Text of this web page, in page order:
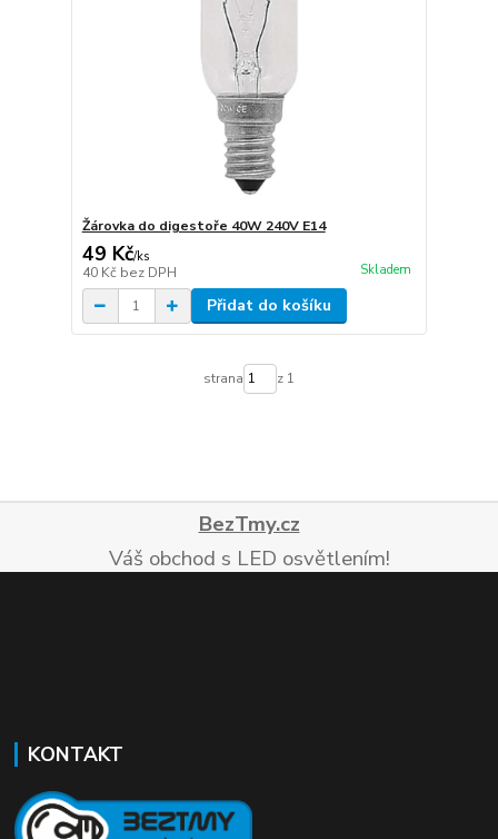
Žárovka do digestoře 40W 240V E14
49 Kč/ks
40 Kč bez DPH Skladem
Přidat do košíku
strana z 1
BezTmy.cz
Váš obchod s LED osvětlením!
KONTAKT